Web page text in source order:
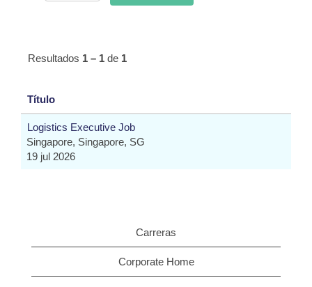
Resultados 1 – 1 de 1
Título
Logistics Executive Job
Singapore, Singapore, SG
19 jul 2026
Carreras
Corporate Home